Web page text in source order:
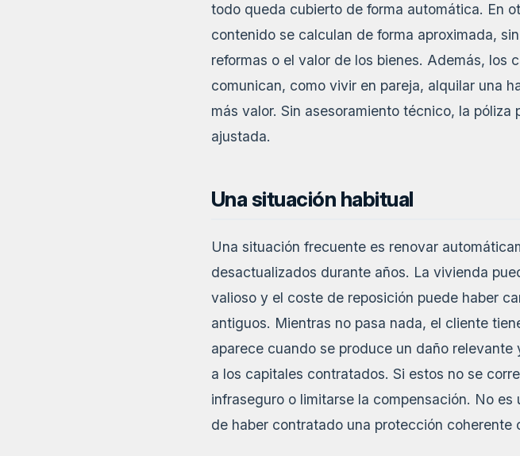
todo queda cubierto de forma automática. En
contenido se calculan de forma aproximada,
reformas o el valor de los bienes. Además, los
comunican, como vivir en pareja, alquilar una
más valor. Sin asesoramiento técnico, la
ajustada.
Una situación habitual
Una situación frecuente es renovar
desactualizados durante años. La vivienda
valioso y el coste de reposición puede haber
antiguos. Mientras no pasa nada, el cliente
aparece cuando se produce un daño
a los capitales contratados. Si estos no se
infraseguro o limitarse la compensación. No
de haber contratado una protección